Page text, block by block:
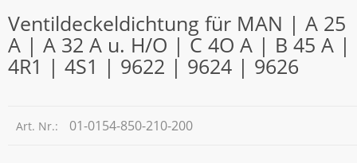
Ventildeckeldichtung für MAN | A 25
A | A 32 A u. H/O | C 4O A | B 45 A |
4R1 | 4S1 | 9622 | 9624 | 9626
Art. Nr.: 01-0154-850-210-200